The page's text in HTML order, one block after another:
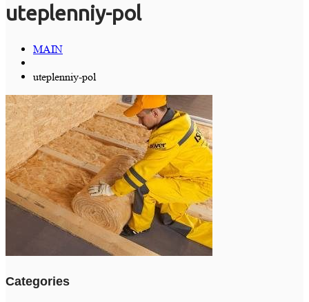
uteplenniy-pol
MAIN
uteplenniy-pol
Categories